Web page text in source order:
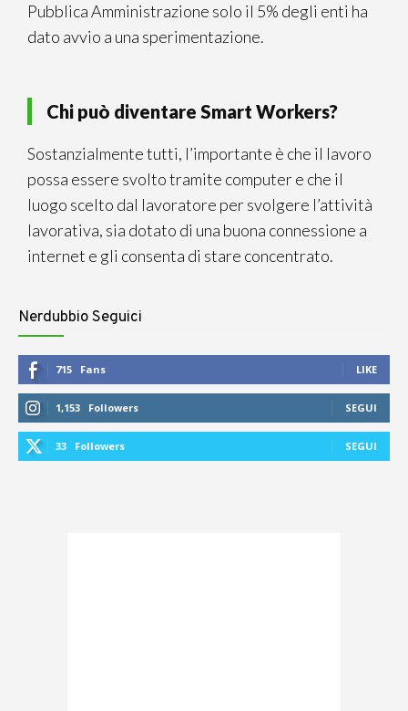
Pubblica Amministrazione solo il 5% degli enti ha
dato avvio a una sperimentazione.
Chi può diventare Smart Workers?
Sostanzialmente tutti, l’importante è che il lavoro
possa essere svolto tramite computer e che il
luogo scelto dal lavoratore per svolgere l’attività
lavorativa, sia dotato di una buona connessione a
internet e gli consenta di stare concentrato.
Nerdubbio Seguici
715 Fans LIKE
1,153 Followers SEGUI
33 Followers SEGUI